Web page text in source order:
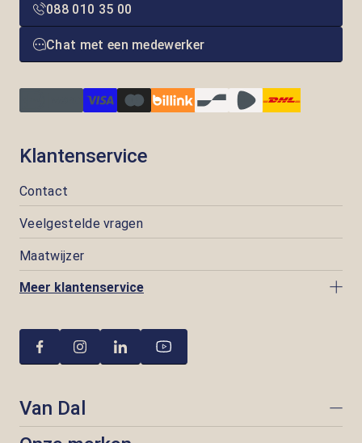
088 010 35 00
Chat met een medewerker
Klantenservice
Contact
Veelgestelde vragen
Maatwijzer
Meer klantenservice
Van Dal